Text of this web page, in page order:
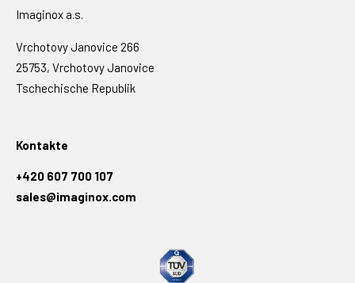
Imaginox a.s.
Vrchotovy Janovice 266
25753, Vrchotovy Janovice
Tschechische Republik
Kontakte
+420 607 700 107
sales@imaginox.com